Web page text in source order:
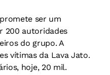
ser um
200 autoridades
do grupo. A
vítimas da Lava Jato.
hoje, 20 mil.